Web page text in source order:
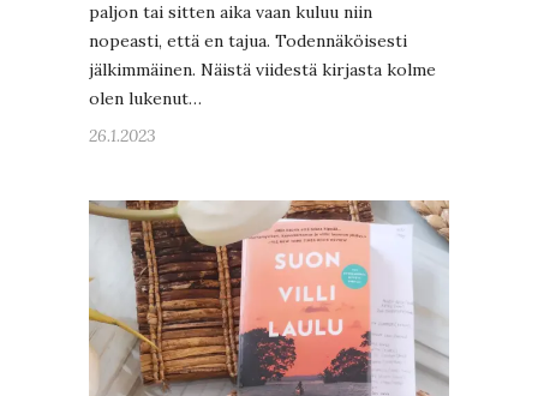
paljon tai sitten aika vaan kuluu niin
nopeasti, että en tajua. Todennäköisesti
jälkimmäinen. Näistä viidestä kirjasta kolme
olen lukenut…
26.1.2023